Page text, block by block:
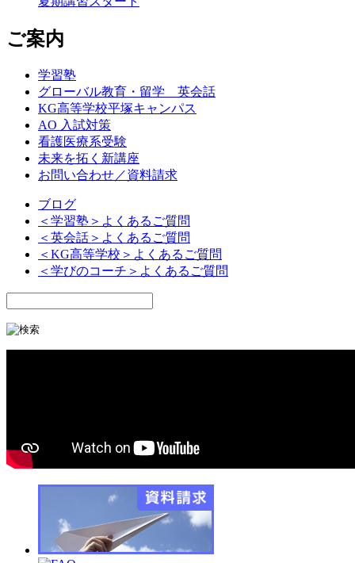
ご案内
学習塾
グローバル教育・留学 英会話
KG高等学校平塚キャンパス
AO 入試対策
看護医療系受験
未来を拓く新講座
お問い合わせ／資料請求
ブログ
＜学習塾＞よくあるご質問
＜英会話＞よくあるご質問
＜KG高等学校＞よくあるご質問
＜学びのコーチ＞よくあるご質問